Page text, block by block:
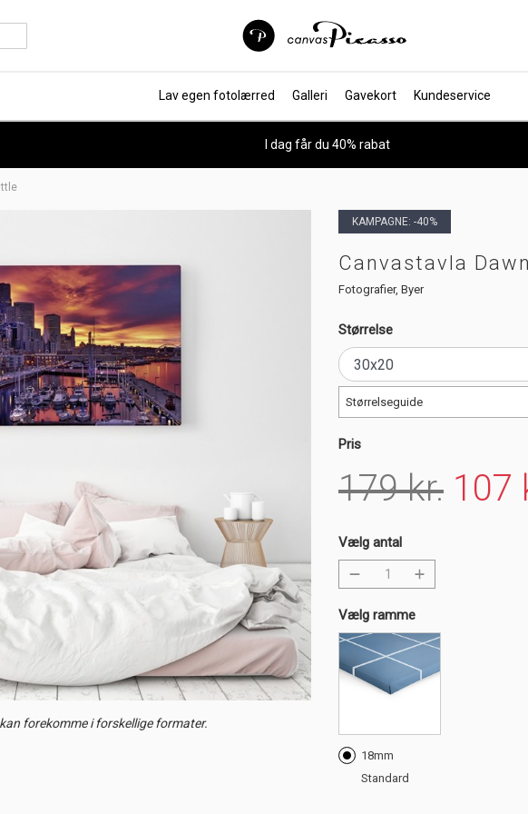
Lav egen fotolærred Galleri Gavekort Kundeservice
I dag får du 40% rabat
forekomme i forskellige formater.
KAMPAGNE: -40%
Canvastavla
Fotografier, Byer
Størrelse
Størrelseguide
Pris
179 kr. 107
Vælg antal
Vælg ramme
18mm
Standard